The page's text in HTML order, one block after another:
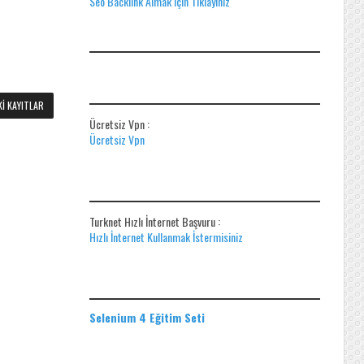
KAYITLAR
Ücretsiz Vpn :
Ücretsiz Vpn
Turknet Hızlı İnternet Başvuru :
Hızlı İnternet Kullanmak İstermisiniz
Selenium 4 Eğitim Seti